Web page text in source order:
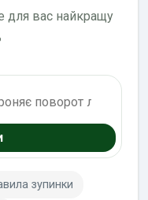
для вас найкращу
зупинки